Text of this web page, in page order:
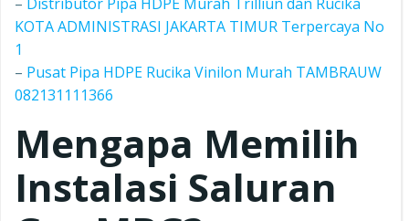
KOTA ADMINISTRASI JAKARTA TIMUR Terpercaya No
1
– Pusat Pipa HDPE Rucika Vinilon Murah TAMBRAUW
082131111366
Mengapa Memilih
Instalasi Saluran